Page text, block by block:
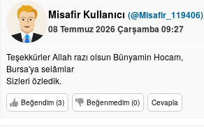
Misafir Kullanıcı (@Misafir_119406)
08 Temmuz 2026 Çarşamba 09:27
Teşekkürler Allah razı olsun Bünyamin Hocam,
Bursa'ya selâmlar
Sizleri özledik.
Beğendim (3) Beğenmedim (0) Cevapla